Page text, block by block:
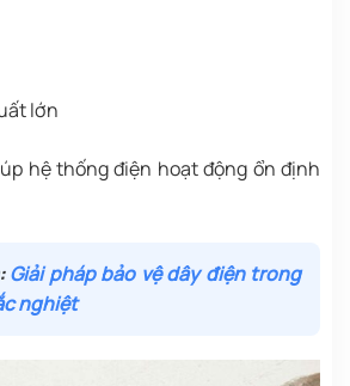
lớn
hệ thống điện hoạt động ổn định
Giải pháp bảo vệ dây điện trong
nghiệt